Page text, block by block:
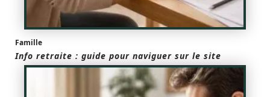
Famille
Info retraite : guide pour naviguer sur le site